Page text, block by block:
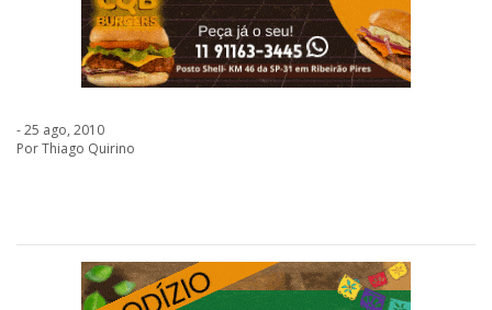
- 25 ago, 2010
Por Thiago Quirino